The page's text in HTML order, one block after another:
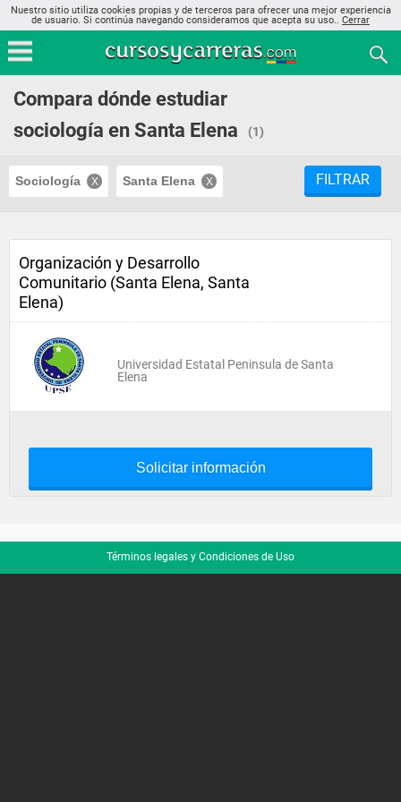
Nuestro sitio utiliza cookies propias y de terceros para ofrecer una mejor experiencia
de usuario. Si continúa navegando consideramos que acepta su uso.. Cerrar
Compara dónde estudiar
sociología en Santa Elena
(1)
Sociología Santa Elena FILTRAR
Organización y Desarrollo
Comunitario (Santa Elena, Santa
Elena)
Universidad Estatal Peninsula de Santa
Elena
Solicitar información
Términos legales y Condiciones de Uso